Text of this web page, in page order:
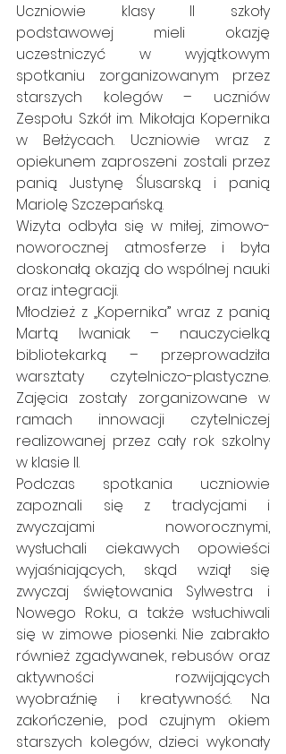
Uczniowie klasy II szkoły
podstawowej mieli okazję
uczestniczyć w wyjątkowym
spotkaniu zorganizowanym przez
starszych kolegów – uczniów
Zespołu Szkół im. Mikołaja Kopernika
w Bełżycach. Uczniowie wraz z
opiekunem zaproszeni zostali przez
panią Justynę Ślusarską i panią
Mariolę Szczepańską.
Wizyta odbyła się w miłej, zimowo-
noworocznej atmosferze i była
doskonałą okazją do wspólnej nauki
oraz integracji.
Młodzież z „Kopernika” wraz z panią
Martą Iwaniak – nauczycielką
bibliotekarką – przeprowadziła
warsztaty czytelniczo-plastyczne.
Zajęcia zostały zorganizowane w
ramach innowacji czytelniczej
realizowanej przez cały rok szkolny
w klasie II.
Podczas spotkania uczniowie
zapoznali się z tradycjami i
zwyczajami noworocznymi,
wysłuchali ciekawych opowieści
wyjaśniających, skąd wziął się
zwyczaj świętowania Sylwestra i
Nowego Roku, a także wsłuchiwali
się w zimowe piosenki. Nie zabrakło
również zgadywanek, rebusów oraz
aktywności rozwijających
wyobraźnię i kreatywność. Na
zakończenie, pod czujnym okiem
starszych kolegów, dzieci wykonały